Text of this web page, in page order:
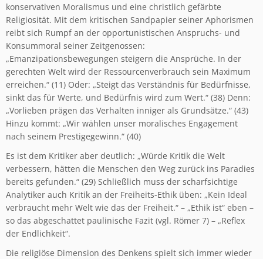
konservativen Moralismus und eine christlich gefärbte
Religiosität. Mit dem kritischen Sandpapier seiner Aphorismen
reibt sich Rumpf an der opportunistischen Anspruchs- und
Konsummoral seiner Zeitgenossen:
„Emanzipationsbewegungen steigern die Ansprüche. In der
gerechten Welt wird der Ressourcenverbrauch sein Maximum
erreichen.“ (11) Oder: „Steigt das Verständnis für Bedürfnisse,
sinkt das für Werte, und Bedürfnis wird zum Wert.“ (38) Denn:
„Vorlieben prägen das Verhalten inniger als Grundsätze.“ (43)
Hinzu kommt: „Wir wählen unser moralisches Engagement
nach seinem Prestigegewinn.“ (40)
Es ist dem Kritiker aber deutlich: „Würde Kritik die Welt
verbessern, hätten die Menschen den Weg zurück ins Paradies
bereits gefunden.“ (29) Schließlich muss der scharfsichtige
Analytiker auch Kritik an der Freiheits-Ethik üben: „Kein Ideal
verbraucht mehr Welt wie das der Freiheit.“ – „Ethik ist“ eben –
so das abgeschattet paulinische Fazit (vgl. Römer 7) – „Reflex
der Endlichkeit“.
Die religiöse Dimension des Denkens spielt sich immer wieder